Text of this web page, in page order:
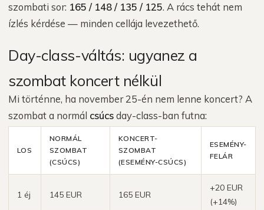
szombati sor: 165 / 148 / 135 / 125. A rács tehát nem
ízlés kérdése — minden cellája levezethető.
Day-class-váltás: ugyanez a
szombat koncert nélkül
Mi történne, ha november 25-én nem lenne koncert? A
szombat a normál csúcsday-class-ban futna:
LOS
NORMÁL
SZOMBAT
(CSÚCS)
KONCERT-
SZOMBAT
(ESEMÉNY-CSÚCS)
ESEMÉNY-
FELÁR
1 éj 145 EUR 165 EUR
+20 EUR
(+14%)